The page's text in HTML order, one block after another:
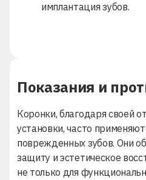
имплантация зубов.
Показания и
Коронки, благодаря своей
установки, часто
поврежденных зубов. Они
защиту и эстетическое
не только для